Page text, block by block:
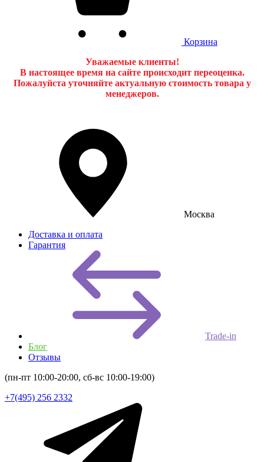
Корзина
Уважаемые клиенты!
В настоящее время на сайте происходит переоценка.
Пожалуйста уточняйте актуальную стоимость товара у
менеджеров.
Москва
Доставка и оплата
Гарантия
Trade-in
Блог
Отзывы
(пн-пт 10:00-20:00, сб-вс 10:00-19:00)
+7(495) 256 2332